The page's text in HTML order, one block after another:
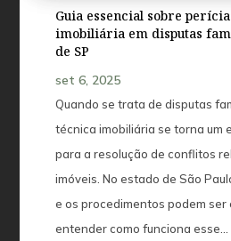
Guia essencial sobre
imobiliária em disputas
de SP
set 6, 2025
Quando se trata de disputas
técnica imobiliária se torna um
para a resolução de conflitos
imóveis. No estado de São
e os procedimentos podem ser
entender como funciona esse...